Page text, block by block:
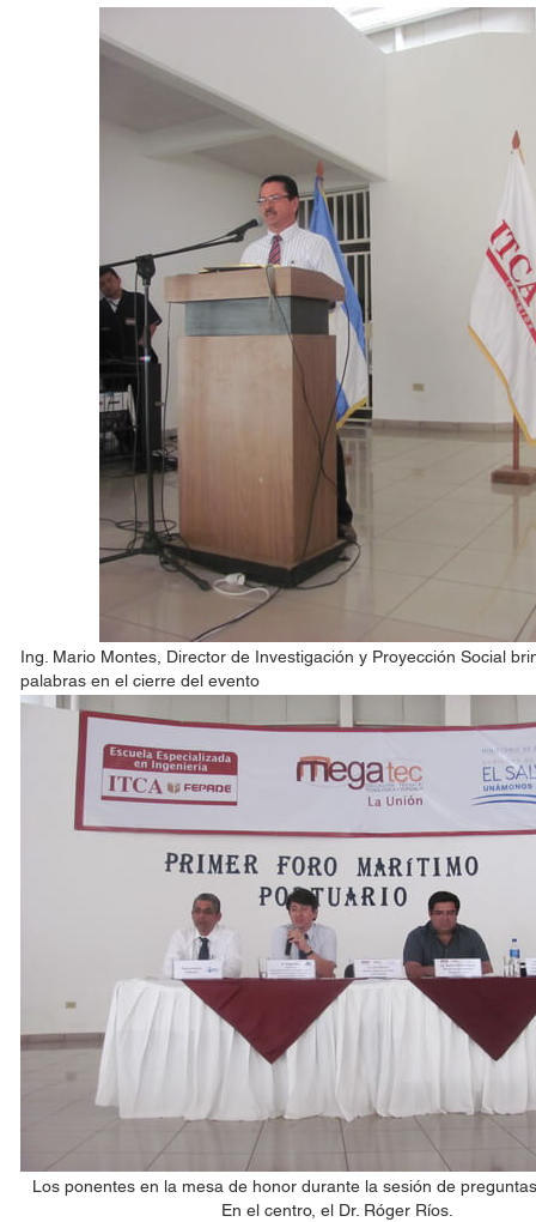
Ing. Mario Montes, Director de Investigación y Proyección Social
palabras en el cierre del evento
Los ponentes en la mesa de honor durante la sesión de
En el centro, el Dr. Róger Ríos.